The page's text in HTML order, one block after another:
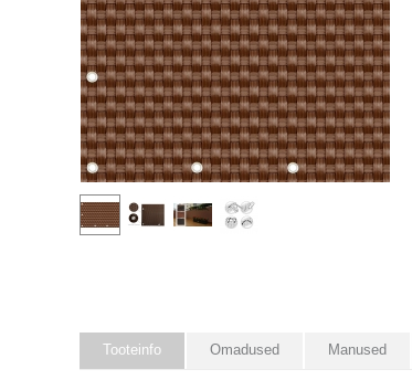
Tooteinfo Omadused Manused